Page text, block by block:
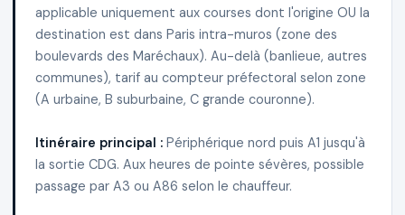
applicable uniquement aux courses dont l'origine OU la
destination est dans Paris intra-muros (zone des
boulevards des Maréchaux). Au-delà (banlieue, autres
communes), tarif au compteur préfectoral selon zone
(A urbaine, B suburbaine, C grande couronne).
Itinéraire principal : Périphérique nord puis A1 jusqu'à
la sortie CDG. Aux heures de pointe sévères, possible
passage par A3 ou A86 selon le chauffeur.